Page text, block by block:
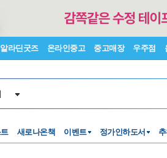
알라딘굿즈 온라인중고 중고매장 우주점
새로나온책 이벤트 정가인하도서